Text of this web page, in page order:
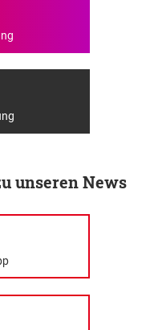
unseren News